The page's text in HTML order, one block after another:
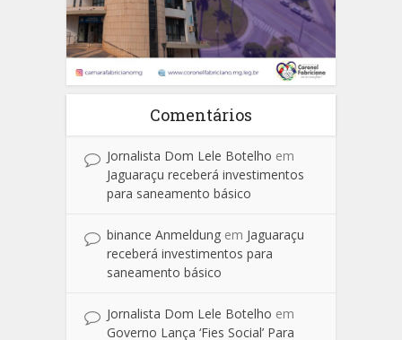
Comentários
Jornalista Dom Lele Botelho em
Jaguaraçu receberá investimentos
para saneamento básico
binance Anmeldung em Jaguaraçu
receberá investimentos para
saneamento básico
Jornalista Dom Lele Botelho em
Governo Lança ‘Fies Social’ Para